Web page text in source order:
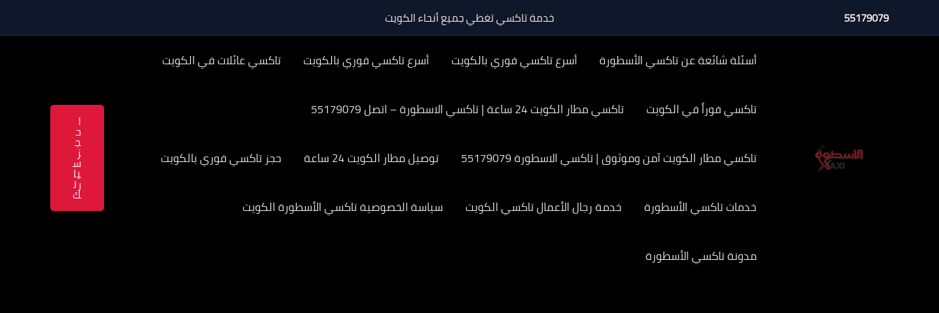
إلى
55179079 خدمة تاكسي تغطي جميع أنحاء الكويت
أسئلة شائعة عن تاكسي الأسطورة أسرع تاكسي فوري بالكويت أسرع تاكسي فوري بالكويت تاكسي عائلات في الكويت
تاكسي فوراً في الكويت تاكسي مطار الكويت 24 ساعة | تاكسي الاسطورة – اتصل 55179079
تاكسي مطار الكويت آمن وموثوق | تاكسي الاسطورة 55179079 توصيل مطار الكويت 24 ساعة حجز تاكسي فوري بالكويت
خدمات تاكسي الأسطورة خدمة رجال الأعمال تاكسي الكويت سياسة الخصوصية تاكسي الأسطورة الكويت
مدونة تاكسي الأسطورة
ا
ح
ج
ز
س
يا
رت
ك